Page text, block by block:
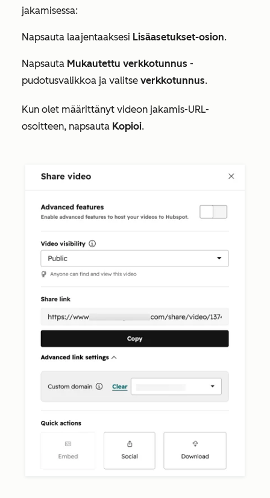
jakamisessa:
Napsauta laajentaaksesi Lisäasetukset-osion.
Napsauta Mukautettu verkkotunnus -
pudotusvalikkoa ja valitse verkkotunnus.
Kun olet määrittänyt videon jakamis-URL-
osoitteen, napsauta Kopioi.